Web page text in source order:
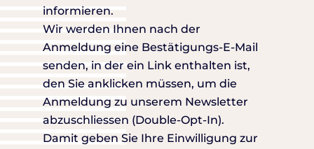
informieren.
Wir werden Ihnen nach der
Anmeldung eine Bestätigungs-E-Mail
senden, in der ein Link enthalten ist,
den Sie anklicken müssen, um die
Anmeldung zu unserem Newsletter
abzuschliessen (Double-Opt-In).
Damit geben Sie Ihre Einwilligung zur